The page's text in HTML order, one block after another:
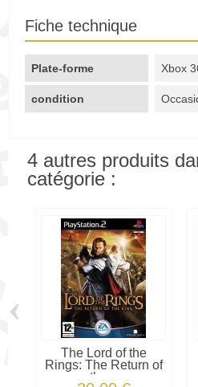
Fiche technique
Plate-forme Xbox
condition
4 autres produits
catégorie :
The Lord of the
Rings: The Return of
the...
‹